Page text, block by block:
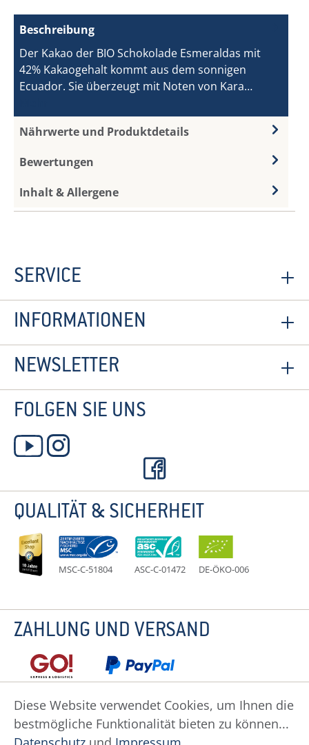
Beschreibung
Der Kakao der BIO Schokolade Esmeraldas mit
42% Kakaogehalt kommt aus dem sonnigen
Ecuador. Sie überzeugt mit Noten von Kara…
Nährwerte und Produktdetails
Bewertungen
Inhalt & Allergene
SERVICE
INFORMATIONEN
NEWSLETTER
FOLGEN SIE UNS
QUALITÄT & SICHERHEIT
MSC-C-51804 ASC-C-01472 DE-ÖKO-006
ZAHLUNG UND VERSAND
Datenschutz Impressum
Widerruf
Diese Website verwendet Cookies, um Ihnen die
bestmögliche Funktionalität bieten zu können...